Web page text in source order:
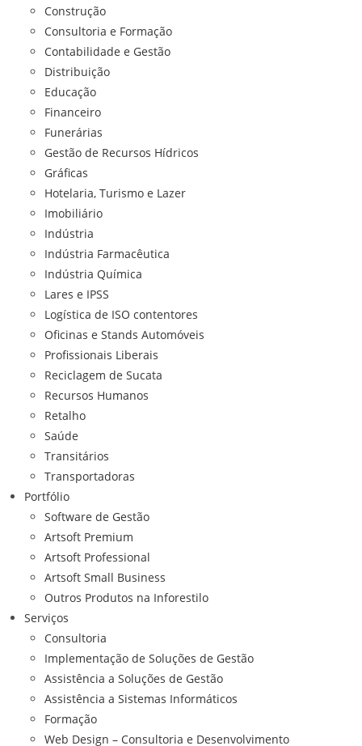
Construção
Consultoria e Formação
Contabilidade e Gestão
Distribuição
Educação
Financeiro
Funerárias
Gestão de Recursos Hídricos
Gráficas
Hotelaria, Turismo e Lazer
Imobiliário
Indústria
Indústria Farmacêutica
Indústria Química
Lares e IPSS
Logística de ISO contentores
Oficinas e Stands Automóveis
Profissionais Liberais
Reciclagem de Sucata
Recursos Humanos
Retalho
Saúde
Transitários
Transportadoras
Portfólio
Software de Gestão
Artsoft Premium
Artsoft Professional
Artsoft Small Business
Outros Produtos na Inforestilo
Serviços
Consultoria
Implementação de Soluções de Gestão
Assistência a Soluções de Gestão
Assistência a Sistemas Informáticos
Formação
Web Design – Consultoria e Desenvolvimento